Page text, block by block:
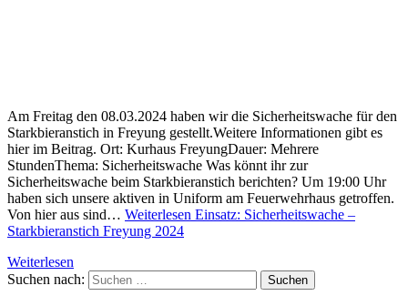
Am Freitag den 08.03.2024 haben wir die Sicherheitswache für den
Starkbieranstich in Freyung gestellt.Weitere Informationen gibt es
hier im Beitrag. Ort: Kurhaus FreyungDauer: Mehrere
StundenThema: Sicherheitswache Was könnt ihr zur
Sicherheitswache beim Starkbieranstich berichten? Um 19:00 Uhr
haben sich unsere aktiven in Uniform am Feuerwehrhaus getroffen.
Von hier aus sind… Weiterlesen Einsatz: Sicherheitswache –
Starkbieranstich Freyung 2024
Weiterlesen
Suchen nach: